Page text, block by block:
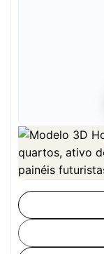
A prévia pode ser
após o registro por 1
A prévia é gratuita.